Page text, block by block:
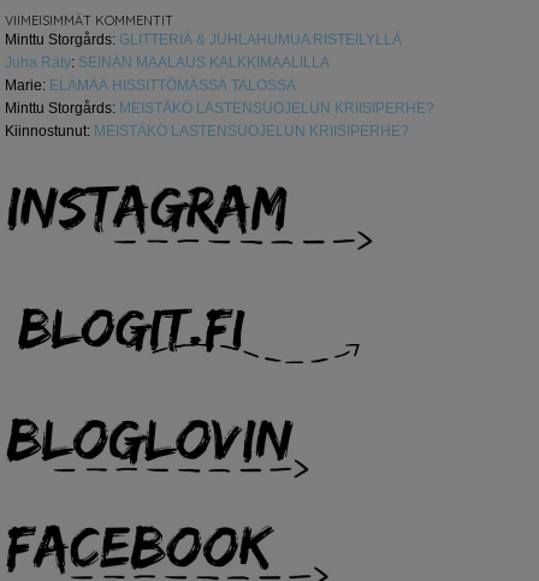
VIIMEISIMMÄT KOMMENTIT
Minttu Storgårds: GLITTERIÄ & JUHLAHUMUA RISTEILYLLÄ
Juha Räty: SEINÄN MAALAUS KALKKIMAALILLA
Marie: ELÄMÄÄ HISSITTÖMÄSSÄ TALOSSA
Minttu Storgårds: MEISTÄKÖ LASTENSUOJELUN KRIISIPERHE?
Kiinnostunut: MEISTÄKÖ LASTENSUOJELUN KRIISIPERHE?